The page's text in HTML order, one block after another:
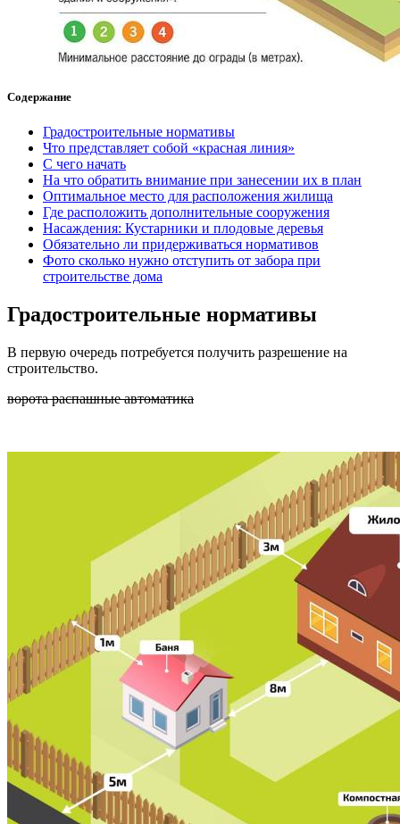
Содержание
Градостроительные нормативы
Что представляет собой «красная линия»
С чего начать
На что обратить внимание при занесении их в план
Оптимальное место для расположения жилища
Где расположить дополнительные сооружения
Насаждения: Кустарники и плодовые деревья
Обязательно ли придерживаться нормативов
Фото сколько нужно отступить от забора при
строительстве дома
Градостроительные нормативы
В первую очередь потребуется получить разрешение на
строительство.
ворота распашные автоматика